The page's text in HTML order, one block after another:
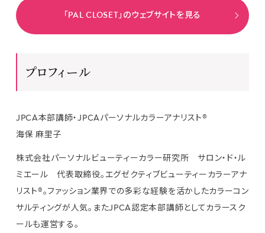
「PAL CLOSET」のウェブサイトを見る
プロフィール
JPCA本部講師・JPCAパーソナルカラーアナリスト®
海保 麻里子
株式会社パーソナルビューティーカラー研究所 サロン・ド・ル
ミエール 代表取締役。エグゼクティブビューティーカラーアナ
リスト®。ファッション業界での多彩な経験を活かしたカラーコン
サルティングが人気。またJPCA認定本部講師としてカラースク
ールも運営する。